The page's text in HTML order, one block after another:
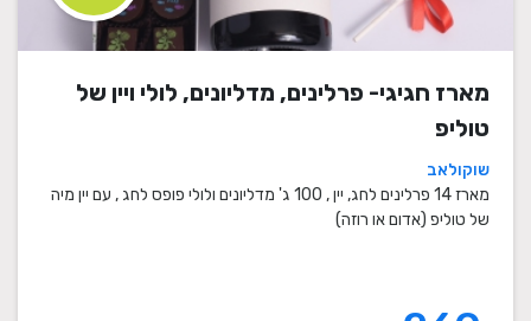
מארז חגיגי- פרלינים, מדליונים, לולי ויין של
טוליפ
שוקולאב
מארז 14 פרלינים לחג, יין , 100 ג' מדליונים ולולי פופס לחג , עם יין מיה
של טוליפ (אדום או רוזה)